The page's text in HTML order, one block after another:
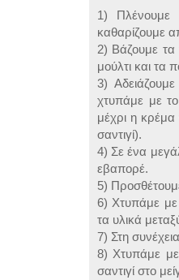
1) Πλένουμε
καθαρίζουμε
2) Βάζουμε τα
μούλτι και τα
3)
χτυπάμε με
μέχρι η κρέμα
σαντιγί).
4) Σε ένα
εβαπορέ.
5)
6) Χτυπάμε με
τα υλικά
7) Στη
8) Χτυπάμε
σαντιγί στο